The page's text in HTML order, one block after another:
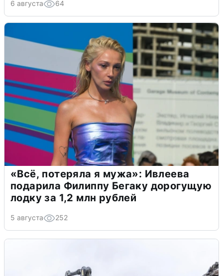
6 августа 64
«Всё, потеряла я мужа»: Ивлеева
подарила Филиппу Бегаку дорогущую
лодку за 1,2 млн рублей
5 августа 252